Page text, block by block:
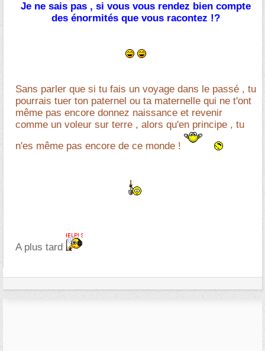
Je ne sais pas , si vous vous rendez bien compte
des énormités que vous racontez !?
Sans parler que si tu fais un voyage dans le passé , tu
pourrais tuer ton paternel ou ta maternelle qui ne t'ont
même pas encore donnez naissance et revenir
comme un voleur sur terre , alors qu'en principe , tu
n'es même pas encore de ce monde !
A plus tard